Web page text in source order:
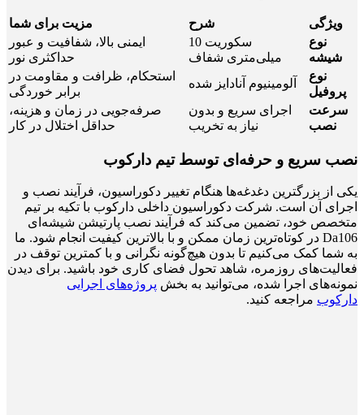
ویژگی شرح
مزیت برای شما
نوع
شیشه
سکوریت 10
میلی‌متری شفاف
ایمنی بالا، شفافیت و عبور
حداکثری نور
نوع
پروفیل
آلومینیوم آنادایز شده
استحکام، ظرافت و مقاومت در
برابر خوردگی
سرعت
نصب
اجرای سریع و بدون
نیاز به تخریب
صرفه‌جویی در زمان و هزینه،
حداقل اختلال در کار
نصب سریع و حرفه‌ای توسط تیم دارکوب
یکی از بزرگترین دغدغه‌ها هنگام تغییر دکوراسیون، فرآیند نصب و
اجرای آن است. شرکت دکوراسیون داخلی دارکوب با تکیه بر تیم
متخصص خود، تضمین می‌کند که فرآیند نصب پارتیشن شیشه‌ای
Da106 در کوتاه‌ترین زمان ممکن و با بالاترین کیفیت انجام شود. ما
به شما کمک می‌کنیم تا بدون هیچ‌گونه نگرانی و با کمترین توقف در
فعالیت‌های روزمره، شاهد تحول فضای کاری خود باشید. برای دیدن
نمونه‌های اجرا شده، می‌توانید به بخش پروژه‌های اجرایی
دارکوب مراجعه کنید.